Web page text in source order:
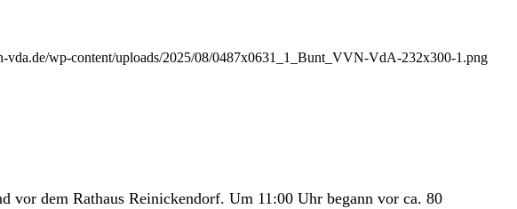
vda.de/wp-content/uploads/2025/08/0487x0631_1_Bunt_VVN-VdA-232x300-1.png
vor dem Rathaus Reinickendorf. Um 11:00 Uhr begann vor ca. 80